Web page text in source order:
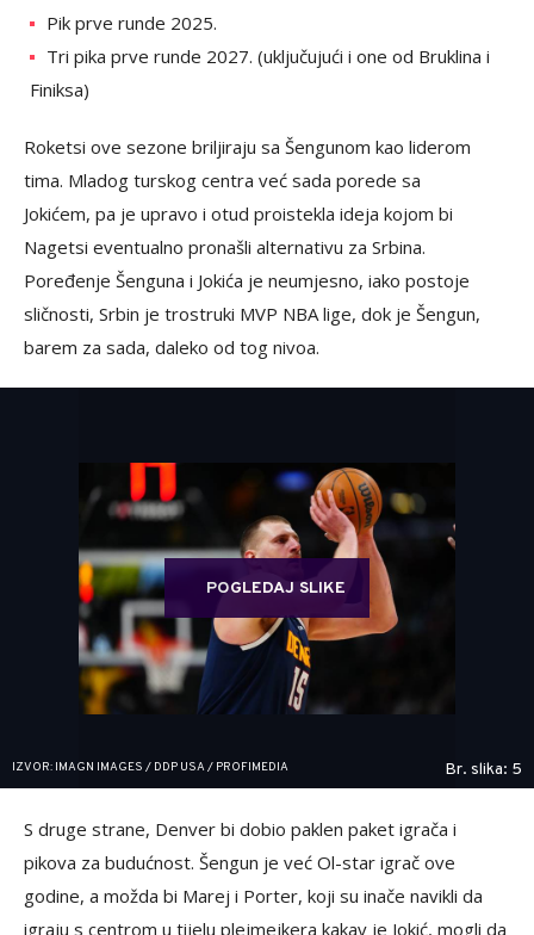
Pik prve runde 2025.
Tri pika prve runde 2027. (uključujući i one od Bruklina i
Finiksa)
Roketsi ove sezone briljiraju sa Šengunom kao liderom
tima. Mladog turskog centra već sada porede sa
Jokićem, pa je upravo i otud proistekla ideja kojom bi
Nagetsi eventualno pronašli alternativu za Srbina.
Poređenje Šenguna i Jokića je neumjesno, iako postoje
sličnosti, Srbin je trostruki MVP NBA lige, dok je Šengun,
barem za sada, daleko od tog nivoa.
POGLEDAJ SLIKE
IZVOR: IMAGN IMAGES / DDP USA / PROFIMEDIA Br. slika: 5
S druge strane, Denver bi dobio paklen paket igrača i
pikova za budućnost. Šengun je već Ol-star igrač ove
godine, a možda bi Marej i Porter, koji su inače navikli da
igraju s centrom u tijelu plejmejkera kakav je Jokić, mogli da